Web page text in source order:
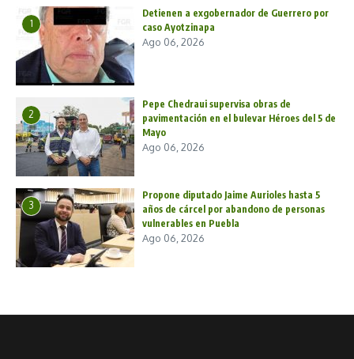
1
Detienen a exgobernador de Guerrero por
caso Ayotzinapa
Ago 06, 2026
2
Pepe Chedraui supervisa obras de
pavimentación en el bulevar Héroes del 5 de
Mayo
Ago 06, 2026
3
Propone diputado Jaime Aurioles hasta 5
años de cárcel por abandono de personas
vulnerables en Puebla
Ago 06, 2026